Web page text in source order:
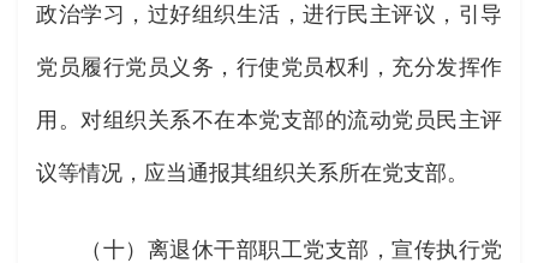
政治学习，过好组织生活，进行民主评议，引导
党员履行党员义务，行使党员权利，充分发挥作
用。对组织关系不在本党支部的流动党员民主评
议等情况，应当通报其组织关系所在党支部。
（十）离退休干部职工党支部，宣传执行党